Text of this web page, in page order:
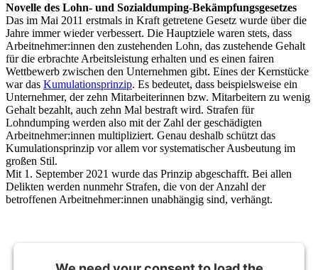
Novelle des Lohn- und Sozialdumping-Bekämpfungsgesetzes
Das im Mai 2011 erstmals in Kraft getretene Gesetz wurde über die
Jahre immer wieder verbessert. Die Hauptziele waren stets, dass
Arbeitnehmer:innen den zustehenden Lohn, das zustehende Gehalt
für die erbrachte Arbeitsleistung erhalten und es einen fairen
Wettbewerb zwischen den Unternehmen gibt. Eines der Kernstücke
war das Kumulationsprinzip. Es bedeutet, dass beispielsweise ein
Unternehmer, der zehn Mitarbeiterinnen bzw. Mitarbeitern zu wenig
Gehalt bezahlt, auch zehn Mal bestraft wird. Strafen für
Lohndumping werden also mit der Zahl der geschädigten
Arbeitnehmer:innen multipliziert. Genau deshalb schützt das
Kumulationsprinzip vor allem vor systematischer Ausbeutung im
großen Stil.
Mit 1. September 2021 wurde das Prinzip abgeschafft. Bei allen
Delikten werden nunmehr Strafen, die von der Anzahl der
betroffenen Arbeitnehmer:innen unabhängig sind, verhängt.